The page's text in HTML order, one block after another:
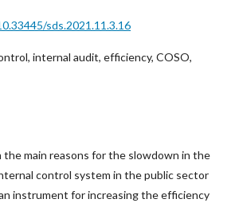
sds.2021.11.3.16
internal audit, efficiency, COSO,
main reasons for the slowdown in the
control system in the public sector
instrument for increasing the efficiency